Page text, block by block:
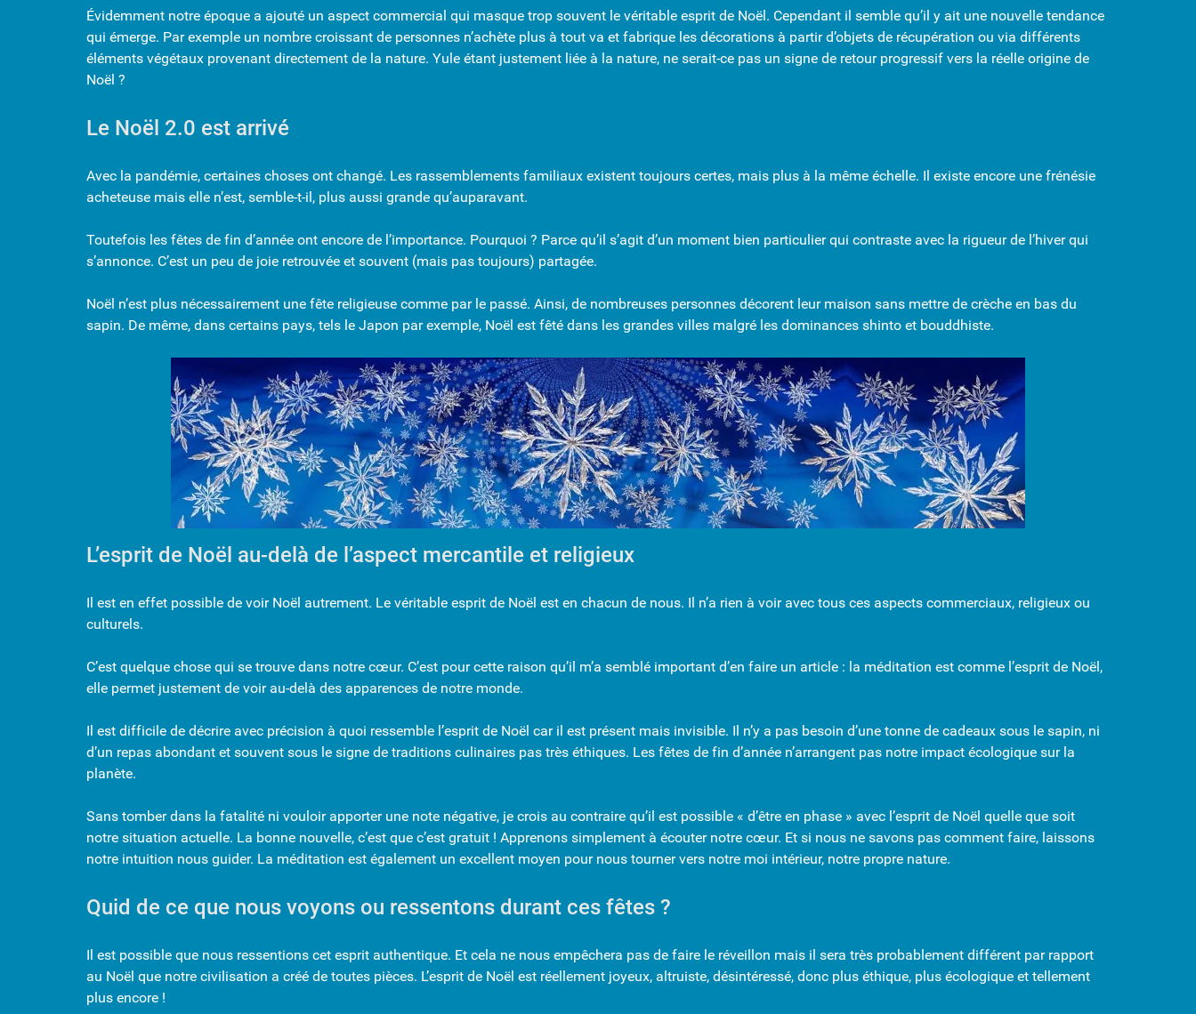
Évidemment notre époque a ajouté un aspect commercial qui masque trop souvent le véritable esprit de Noël. Cependant il semble qu’il y ait une nouvelle tendance
qui émerge. Par exemple un nombre croissant de personnes n’achète plus à tout va et fabrique les décorations à partir d’objets de récupération ou via différents
éléments végétaux provenant directement de la nature. Yule étant justement liée à la nature, ne serait-ce pas un signe de retour progressif vers la réelle origine de
Noël ?
Le Noël 2.0 est arrivé
Avec la pandémie, certaines choses ont changé. Les rassemblements familiaux existent toujours certes, mais plus à la même échelle. Il existe encore une frénésie
acheteuse mais elle n’est, semble-t-il, plus aussi grande qu’auparavant.
Toutefois les fêtes de fin d’année ont encore de l’importance. Pourquoi ? Parce qu’il s’agit d’un moment bien particulier qui contraste avec la rigueur de l’hiver qui
s’annonce. C’est un peu de joie retrouvée et souvent (mais pas toujours) partagée.
Noël n’est plus nécessairement une fête religieuse comme par le passé. Ainsi, de nombreuses personnes décorent leur maison sans mettre de crèche en bas du
sapin. De même, dans certains pays, tels le Japon par exemple, Noël est fêté dans les grandes villes malgré les dominances shinto et bouddhiste.
L’esprit de Noël au-delà de l’aspect mercantile et religieux
Il est en effet possible de voir Noël autrement. Le véritable esprit de Noël est en chacun de nous. Il n’a rien à voir avec tous ces aspects commerciaux, religieux ou
culturels.
C’est quelque chose qui se trouve dans notre cœur. C’est pour cette raison qu’il m’a semblé important d’en faire un article : la méditation est comme l’esprit de Noël,
elle permet justement de voir au-delà des apparences de notre monde.
Il est difficile de décrire avec précision à quoi ressemble l’esprit de Noël car il est présent mais invisible. Il n’y a pas besoin d’une tonne de cadeaux sous le sapin, ni
d’un repas abondant et souvent sous le signe de traditions culinaires pas très éthiques. Les fêtes de fin d’année n’arrangent pas notre impact écologique sur la
planète.
Sans tomber dans la fatalité ni vouloir apporter une note négative, je crois au contraire qu’il est possible « d’être en phase » avec l’esprit de Noël quelle que soit
notre situation actuelle. La bonne nouvelle, c’est que c’est gratuit ! Apprenons simplement à écouter notre cœur. Et si nous ne savons pas comment faire, laissons
notre intuition nous guider. La méditation est également un excellent moyen pour nous tourner vers notre moi intérieur, notre propre nature.
Quid de ce que nous voyons ou ressentons durant ces fêtes ?
Il est possible que nous ressentions cet esprit authentique. Et cela ne nous empêchera pas de faire le réveillon mais il sera très probablement différent par rapport
au Noël que notre civilisation a créé de toutes pièces. L’esprit de Noël est réellement joyeux, altruiste, désintéressé, donc plus éthique, plus écologique et tellement
plus encore !